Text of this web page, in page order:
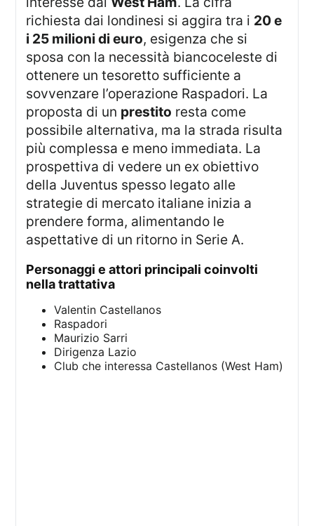
richiesta dai londinesi si aggira tra i 20 e
i 25 milioni di euro, esigenza che si
sposa con la necessità biancoceleste di
ottenere un tesoretto sufficiente a
sovvenzare l’operazione Raspadori. La
proposta di un prestito resta come
possibile alternativa, ma la strada risulta
più complessa e meno immediata. La
prospettiva di vedere un ex obiettivo
della Juventus spesso legato alle
strategie di mercato italiane inizia a
prendere forma, alimentando le
aspettative di un ritorno in Serie A.
personaggi e attori principali coinvolti
nella trattativa
Valentin Castellanos
Raspadori
Maurizio Sarri
Dirigenza Lazio
Club che interessa Castellanos (West Ham)